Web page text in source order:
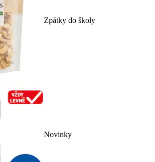
Zpátky do školy
Novinky